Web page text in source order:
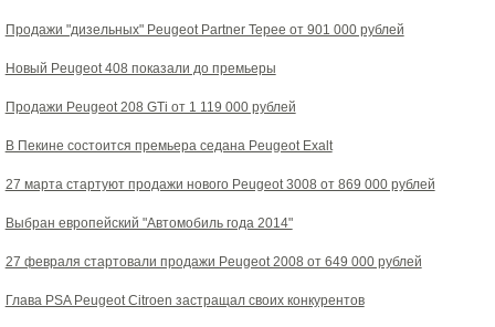
Продажи "дизельных" Peugeot Partner Tepee от 901 000 рублей
Новый Peugeot 408 показали до премьеры
Продажи Peugeot 208 GTi от 1 119 000 рублей
В Пекине состоится премьера седана Peugeot Exalt
27 марта стартуют продажи нового Peugeot 3008 от 869 000 рублей
Выбран европейский "Автомобиль года 2014"
27 февраля стартовали продажи Peugeot 2008 от 649 000 рублей
Глава PSA Peugeot Citroen застращал своих конкурентов